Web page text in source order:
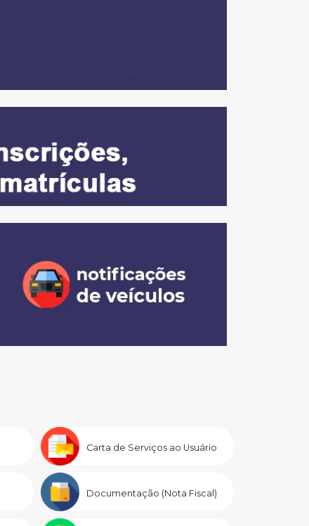
Carta de Serviços ao Usuário
Documentação (Nota Fiscal)